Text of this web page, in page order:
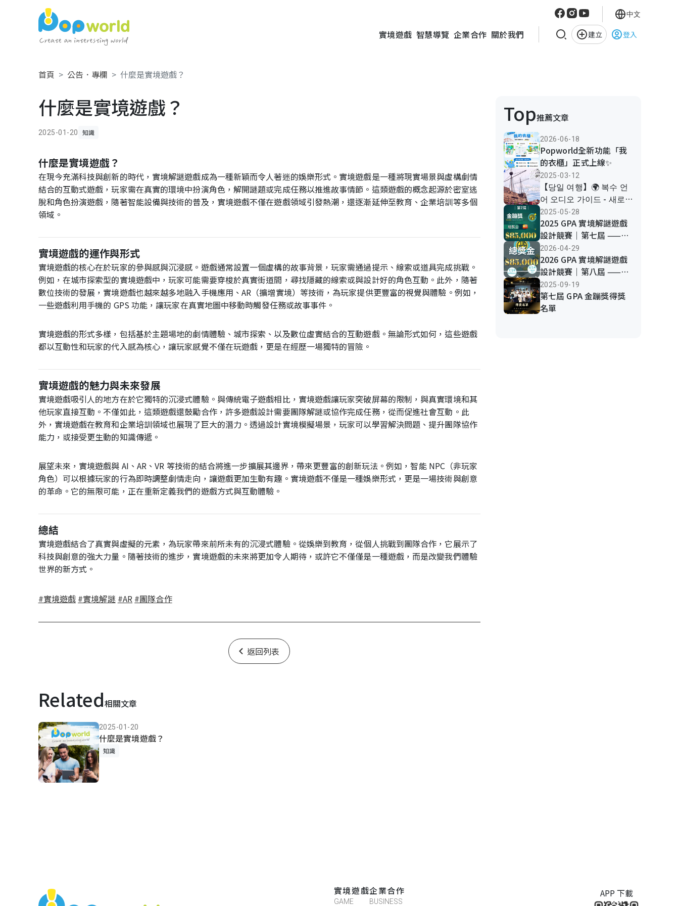
實境遊戲 智慧導覽 企業合作 關於我們 建立 登入
中文
首頁 公告．專欄 什麼是實境遊戲？
什麼是實境遊戲？
2025-01-20 知識
什麼是實境遊戲？
在現今充滿科技與創新的時代，實境解謎遊戲成為一種新穎而令人著迷的娛樂形式。實境遊戲是一種將現實場景與虛構劇情
結合的互動式遊戲，玩家需在真實的環境中扮演角色，解開謎題或完成任務以推進故事情節。這類遊戲的概念起源於密室逃
脫和角色扮演遊戲，隨著智能設備與技術的普及，實境遊戲不僅在遊戲領域引發熱潮，還逐漸延伸至教育、企業培訓等多個
領域。
實境遊戲的運作與形式
實境遊戲的核心在於玩家的參與感與沉浸感。遊戲通常設置一個虛構的故事背景，玩家需通過提示、線索或道具完成挑戰。
例如，在城市探索型的實境遊戲中，玩家可能需要穿梭於真實街道間，尋找隱藏的線索或與設計好的角色互動。此外，隨著
數位技術的發展，實境遊戲也越來越多地融入手機應用、AR（擴增實境）等技術，為玩家提供更豐富的視覺與體驗。例如，
一些遊戲利用手機的 GPS 功能，讓玩家在真實地圖中移動時觸發任務或故事事件。
實境遊戲的形式多樣，包括基於主題場地的劇情體驗、城市探索、以及數位虛實結合的互動遊戲。無論形式如何，這些遊戲
都以互動性和玩家的代入感為核心，讓玩家感覺不僅在玩遊戲，更是在經歷一場獨特的冒險。
實境遊戲的魅力與未來發展
實境遊戲吸引人的地方在於它獨特的沉浸式體驗。與傳統電子遊戲相比，實境遊戲讓玩家突破屏幕的限制，與真實環境和其
他玩家直接互動。不僅如此，這類遊戲還鼓勵合作，許多遊戲設計需要團隊解謎或協作完成任務，從而促進社會互動。此
外，實境遊戲在教育和企業培訓領域也展現了巨大的潛力。透過設計實境模擬場景，玩家可以學習解決問題、提升團隊協作
能力，或接受更生動的知識傳遞。
展望未來，實境遊戲與 AI、AR、VR 等技術的結合將進一步擴展其邊界，帶來更豐富的創新玩法。例如，智能 NPC（非玩家
角色）可以根據玩家的行為即時調整劇情走向，讓遊戲更加生動有趣。實境遊戲不僅是一種娛樂形式，更是一場技術與創意
的革命。它的無限可能，正在重新定義我們的遊戲方式與互動體驗。
總結
實境遊戲結合了真實與虛擬的元素，為玩家帶來前所未有的沉浸式體驗。從娛樂到教育，從個人挑戰到團隊合作，它展示了
科技與創意的強大力量。隨著技術的進步，實境遊戲的未來將更加令人期待，或許它不僅僅是一種遊戲，而是改變我們體驗
世界的新方式。
#實境遊戲 #實境解謎 #AR #團隊合作
返回列表
Related相關文章
2025-01-20
什麼是實境遊戲？
知識
Top推薦文章
2026-06-18
Popworld全新功能「我
的衣櫃」正式上線✨
2025-03-12
【당일 여행】🌍 복수 언
어 오디오 가이드 - 새로
운 여행 참여하세요! 🎧
2025-05-28
2025 GPA 實境解謎遊戲
設計競賽｜第七屆 ——現
正熱烈報名中！
2026-04-29
2026 GPA 實境解謎遊戲
設計競賽｜第八屆 ——開
放報名中！
2025-09-19
第七屆 GPA 金蹦獎得獎
名單
實境遊戲
GAME
企業合作
BUSINESS
APP 下載